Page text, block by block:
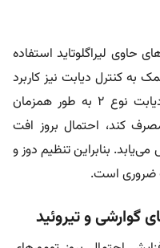
حاوی لیراگلوتاید استفاده
به کنترل دیابت نیز کاربرد
دارد. با این حال، اگر فرد مبتلا به دیابت نوع ۲ به طور همزمان
کند، احتمال بروز افت
بنابراین تنظیم دوز و
ضروری است.
گوارشی و تیروئید